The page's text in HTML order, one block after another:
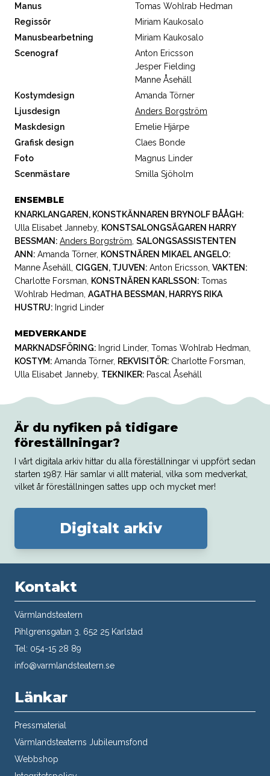
Manus
Tomas Wohlrab Hedman
Regissör
Miriam Kaukosalo
Manusbearbetning
Miriam Kaukosalo
Scenograf
Anton Ericsson
Jesper Fielding
Manne Åsehäll
Kostymdesign
Amanda Törner
Ljusdesign
Anders Borgström
Maskdesign
Emelie Hjärpe
Grafisk design
Claes Bonde
Foto
Magnus Linder
Scenmästare
Smilla Sjöholm
ENSEMBLE
KNARKLANGAREN, KONSTKÄNNAREN BRYNOLF BÅÅGH:
Ulla Elisabet Janneby, KONSTSALONGSÄGAREN HARRY
BESSMAN: Anders Borgström SALONGSASSISTENTEN
ANN: Amanda Törner, KONSTNÄREN MIKAEL ANGELO:
Manne Åsehäll
CIGGEN, TJUVEN: Anton Ericsson VAKTEN:
Charlotte Forsman
KONSTNÄREN KARLSSON: Tomas
Wohlrab Hedman AGATHA BESSMAN, HARRYS RIKA
HUSTRU: Ingrid Linder
MEDVERKANDE
MARKNADSFÖRING: Ingrid Linder, Tomas Wohlrab Hedman
KOSTYM: Amanda Törner, REKVISITÖR: Charlotte Forsman
Ulla Elisabet Janneby, TEKNIKER: Pascal Åsehäll
Är du nyfiken på tidigare
föreställningar?
I vårt digitala arkiv hittar du alla föreställningar vi uppfört sedan
starten 1987. Här samlar vi allt material, vilka som medverkat,
vilket år föreställningen sattes upp och mycket mer!
Digitalt arkiv
Kontakt
Värmlandsteatern
Pihlgrensgatan 3, 652 25 Karlstad
Tel: 054-15 28 89
info@varmlandsteatern.se
Länkar
Pressmaterial
Värmlandsteaterns Jubileumsfond
Webbshop